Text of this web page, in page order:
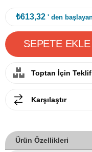
₺613,32 ' den
Toptan İçin
Karşılaştır
Ürün Özellikleri